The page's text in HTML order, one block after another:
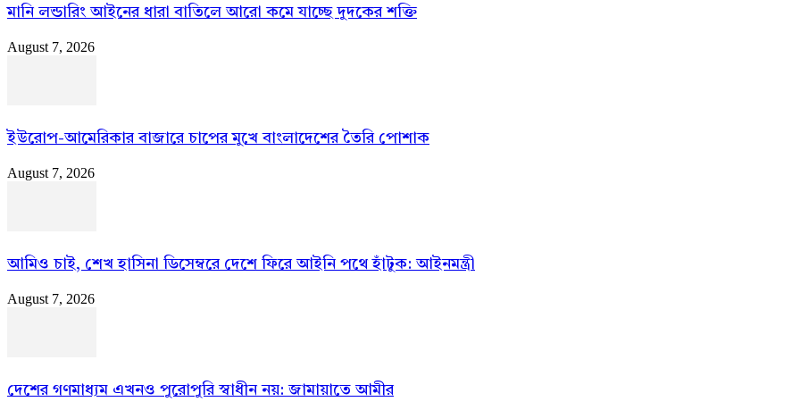
মানি লন্ডারিং আইনের ধারা বাতিলে আরো কমে যাচ্ছে দুদকের শক্তি
August 7, 2026
ইউরোপ-আমেরিকার বাজারে চাপের মুখে বাংলাদেশের তৈরি পোশাক
August 7, 2026
আমিও চাই, শেখ হাসিনা ডিসেম্বরে দেশে ফিরে আইনি পথে হাঁটুক: আইনমন্ত্রী
August 7, 2026
দেশের গণমাধ্যম এখনও পুরোপুরি স্বাধীন নয়: জামায়াতে আমীর